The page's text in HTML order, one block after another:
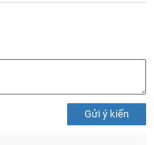
Gửi ý kiến